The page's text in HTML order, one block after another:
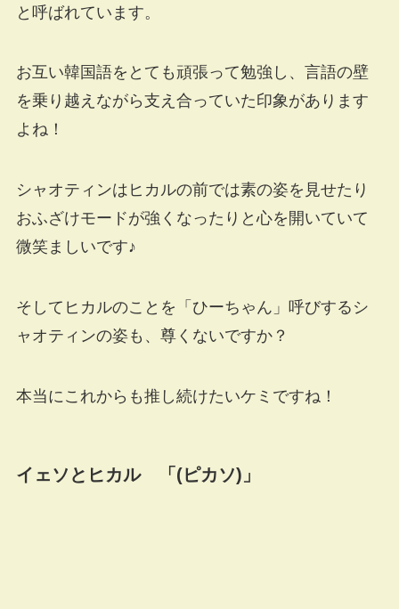
と呼ばれています。
お互い韓国語をとても頑張って勉強し、言語の壁
を乗り越えながら支え合っていた印象があります
よね！
シャオティンはヒカルの前では素の姿を見せたり
おふざけモードが強くなったりと心を開いていて
微笑ましいです♪
そしてヒカルのことを「ひーちゃん」呼びするシ
ャオティンの姿も、尊くないですか？
本当にこれからも推し続けたいケミですね！
イェソとヒカル 「(ピカソ)」